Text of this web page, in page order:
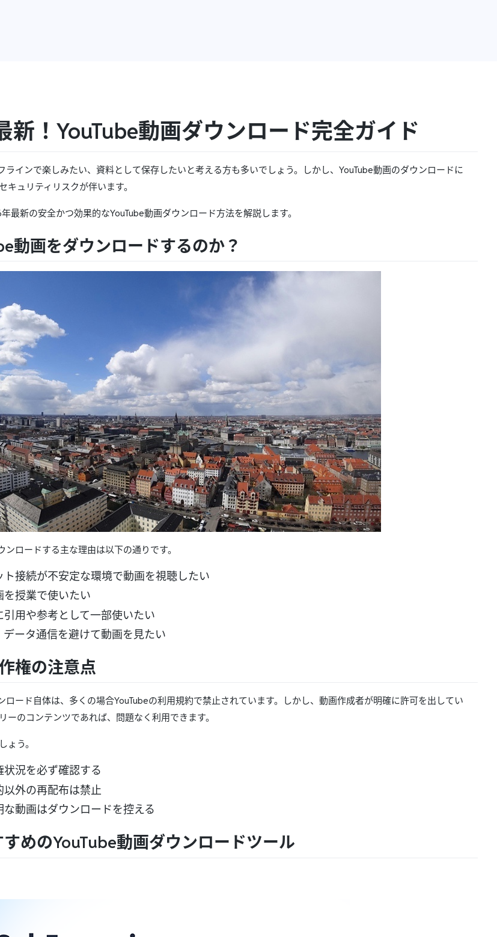
新！YouTube動画ダウンロード完全ガイド
ラインで楽しみたい、資料として保存したいと考える方も多いでしょう。しかし、YouTube動画のダウンロードに
キュリティリスクが伴います。
最新の安全かつ効果的なYouTube動画ダウンロード方法を解説します。
動画をダウンロードするのか？
ンロードする主な理由は以下の通りです。
ト接続が不安定な環境で動画を視聴したい
を授業で使いたい
引用や参考として一部使いたい
データ通信を避けて動画を見たい
権の注意点
ロード自体は、多くの場合YouTubeの利用規約で禁止されています。しかし、動画作成者が明確に許可を出してい
ーのコンテンツであれば、問題なく利用できます。
ょう。
況を必ず確認する
以外の再配布は禁止
動画はダウンロードを控える
めのYouTube動画ダウンロードツール